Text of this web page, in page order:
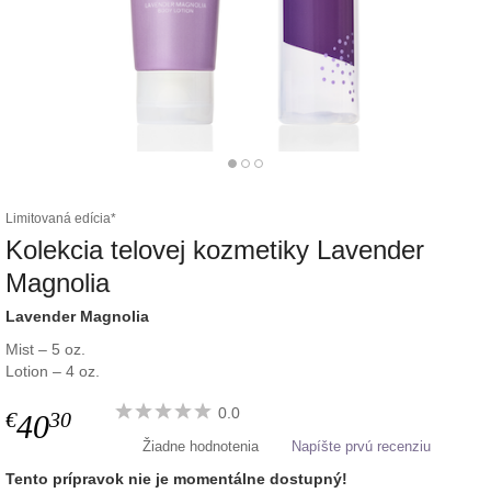
Limitovaná edícia*
Kolekcia telovej kozmetiky Lavender
Magnolia
Lavender Magnolia
Mist – 5 oz.
Lotion – 4 oz.
€4030 0.0
Žiadne hodnotenia Napíšte prvú recenziu
Tento prípravok nie je momentálne dostupný!